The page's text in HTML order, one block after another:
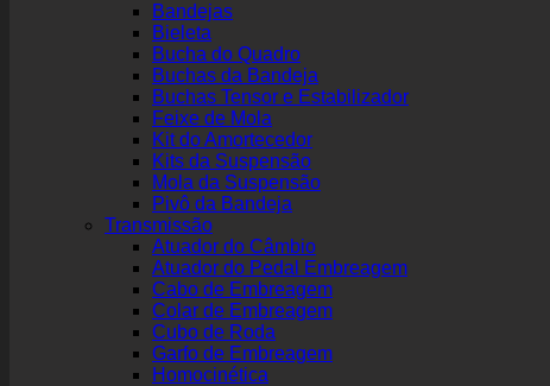
Bandejas
Bieleta
Bucha do Quadro
Buchas da Bandeja
Buchas Tensor e Estabilizador
Feixe de Mola
Kit do Amortecedor
Kits da Suspensão
Mola da Suspensão
Pivô da Bandeja
Transmissão
Atuador do Câmbio
Atuador do Pedal Embreagem
Cabo de Embreagem
Colar de Embreagem
Cubo de Roda
Garfo de Embreagem
Homocinética